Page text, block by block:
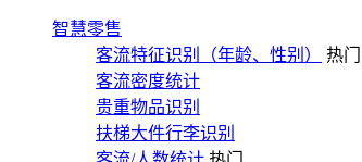
智慧零售
客流特征识别（年龄、性别）
热门
客流密度统计
贵重物品识别
扶梯大件行李识别